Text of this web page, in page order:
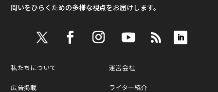
問いをひらくための多様な視点をお届けします。
私たちについて
広告掲載
運営会社
ライター紹介